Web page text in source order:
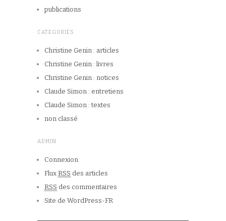
publications
CATEGORIES
Christine Genin : articles
Christine Genin : livres
Christine Genin : notices
Claude Simon : entretiens
Claude Simon : textes
non classé
ADMIN
Connexion
Flux RSS des articles
RSS des commentaires
Site de WordPress-FR